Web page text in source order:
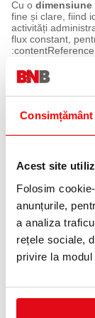
Consimțământ
Acest site
Folosim
anunțurile,
a analiza
rețele sociale,
privire la
Cu o dimensiune
fine și clare, fiind
activități
flux constant,
Caracteristici
Model
Dimensiune vârf
Cerneală lichidă,
Zonă de
Scriere uniformă
Produs
Permite utilizare